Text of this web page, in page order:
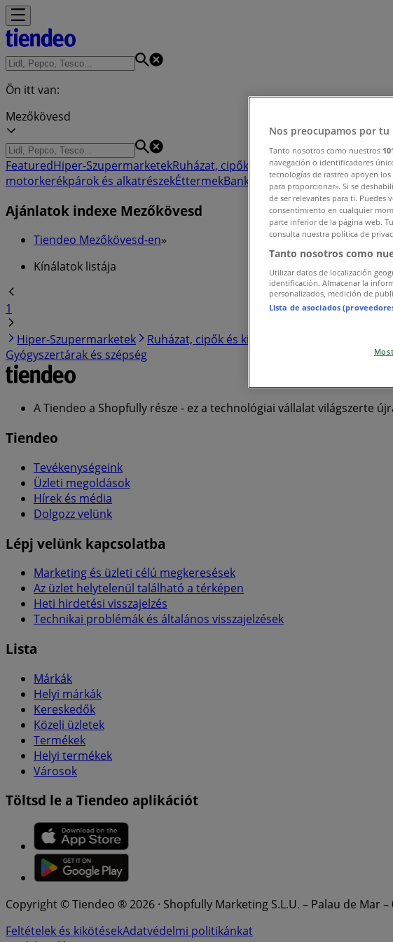
Ön itt van:
Mezőkövesd
FeaturedHiper-SzupermarketekRuházat, cipők és kiegészítőkElektronika
motorkerékpárok és alkatrészekÉttermekBankok és szolgáltatások
Ajánlatok indexe Mezőkövesd
Tiendeo Mezőkövesd-en»
Kínálatok listája
1
Hiper-Szupermarketek
Ruházat, cipők és kiegészítők
Gyógyszertárak és szépség
A Tiendeo a Shopfully része - ez a technológiai vállalat világszerte
Tiendeo
Tevékenységeink
Üzleti megoldások
Hírek és média
Dolgozz velünk
Lépj velünk kapcsolatba
Marketing és üzleti célú megkeresések
Az üzlet helytelenül található a térképen
Heti hirdetési visszajelzés
Technikai problémák és általános visszajelzések
Lista
Márkák
Helyi márkák
Kereskedők
Közeli üzletek
Termékek
Helyi termékek
Városok
Töltsd le a Tiendeo aplikációt
Copyright © Tiendeo ® 2026 · Shopfully Marketing S.L.U. – Palau de Mar
Feltételek és kikötésekAdatvédelmi politikánkat
Nos preocupamos por tu
Tanto nosotros como nuestros
navegación o identificadores
tecnologías de rastreo apoyen
para proporcionar». Si se
de ser relevantes para ti. Puedes
consentimiento en cualquier
parte inferior de la página web.
consulta nuestra política de
Tanto nosotros como
Utilizar datos de localización
identificación. Almacenar la
personalizados, medición de
Lista de asociados